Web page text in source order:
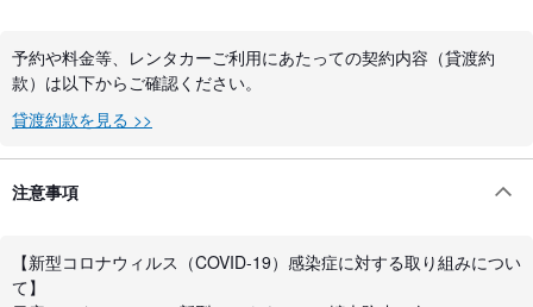
予約や料金等、レンタカーご利用にあたっての契約内容（貸渡約
款）は以下からご確認ください。
貸渡約款を見る >>
注意事項
【新型コロナウィルス（COVID-19）感染症に対する取り組みについ
て】